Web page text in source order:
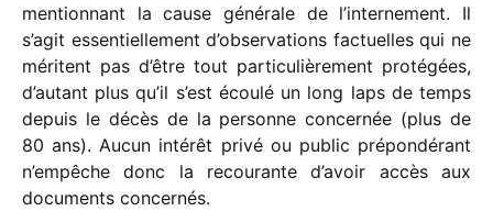
mention­nant la cause géné­rale de l’internement. Il
s’agit essen­tiel­le­ment d’observations factuelles qui ne
méritent pas d’être tout parti­cu­liè­re­ment proté­gées,
d’autant plus qu’il s’est écoulé un long laps de temps
depuis le décès de la personne concer­née (plus de
80 ans). Aucun inté­rêt privé ou public prépon­dé­rant
n’empêche donc la recou­rante d’avoir accès aux
docu­ments concernés.